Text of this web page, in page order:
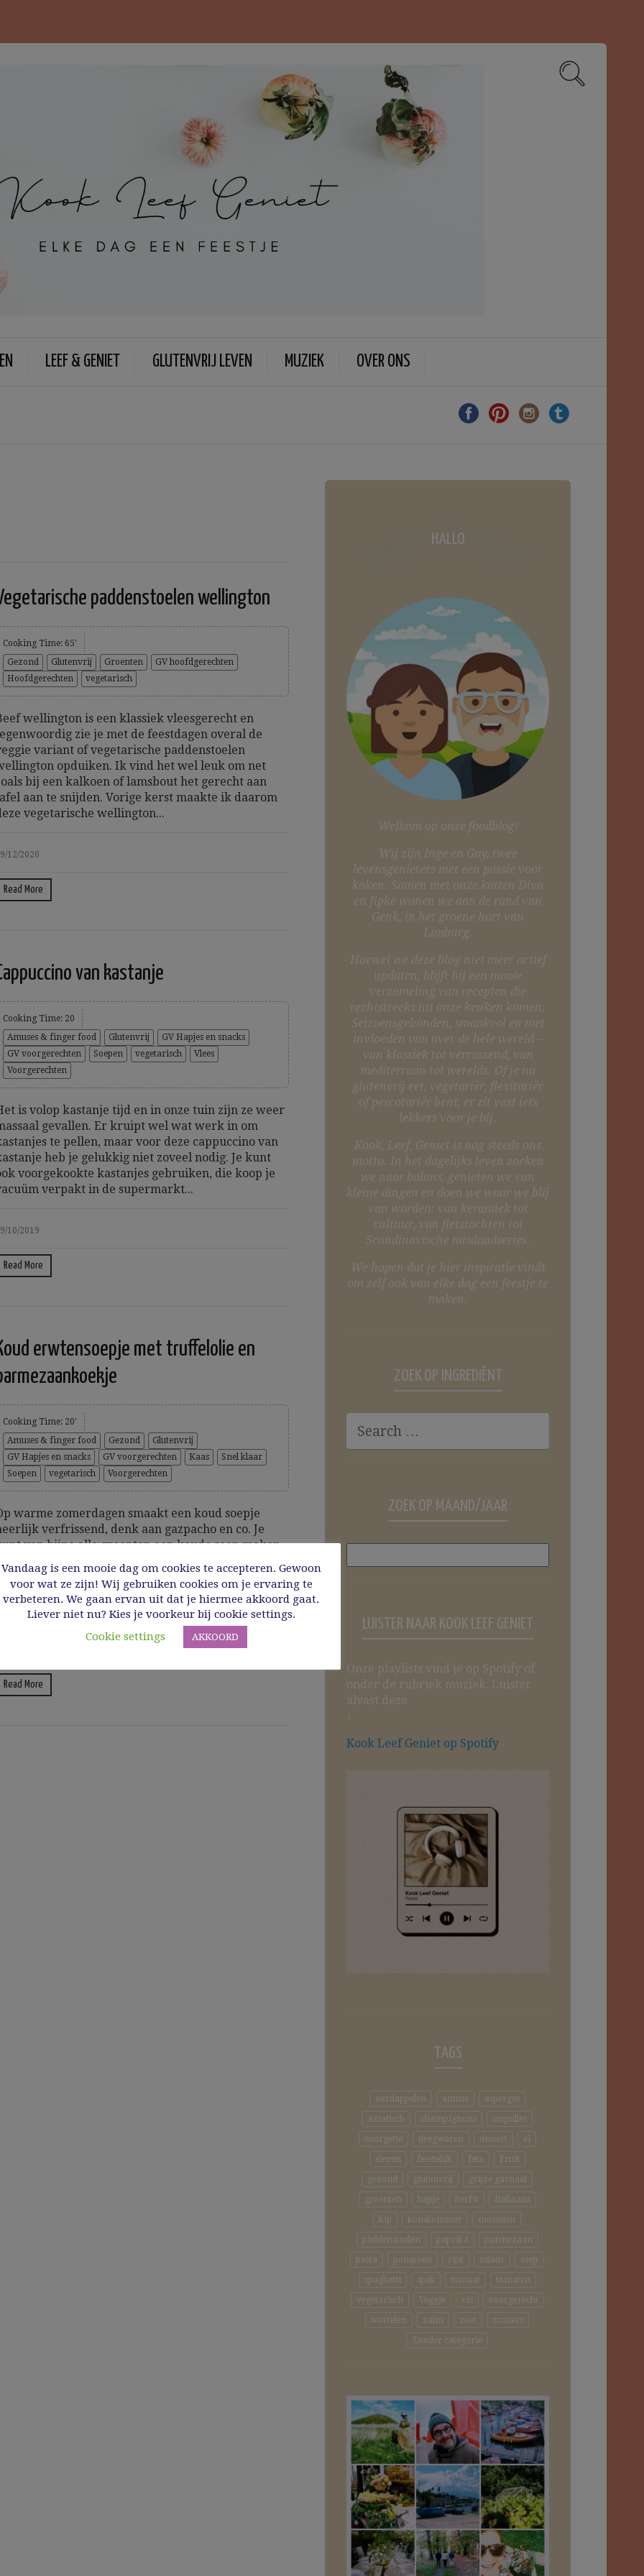
LEEF & GENIET GLUTENVRIJ LEVEN MUZIEK OVER ONS
paddenstoelen wellington
Cooking Time: 65'
Gezond
Glutenvrij Groenten
GV hoofdgerechten
Hoofdgerechten
vegetarisch
wellington is een klassiek vleesgerecht en
zie je met de feestdagen overal de
variant of vegetarische paddenstoelen
opduiken. Ik vind het wel leuk om net
bij een kalkoen of lamsbout het gerecht aan
aan te snijden. Vorige kerst maakte ik daarom
vegetarische wellington...
12/2020
Read More
van kastanje
Cooking Time: 20
Amuses & finger food
Glutenvrij
GV Hapjes en snacks
GV voorgerechten
Soepen vegetarisch
Vlees
Voorgerechten
is volop kastanje tijd en in onze tuin zijn ze weer
gevallen. Er kruipt wel wat werk in om
te pellen, maar voor deze cappuccino van
heb je gelukkig niet zoveel nodig. Je kunt
voorgekookte kastanjes gebruiken, die koop je
verpakt in de supermarkt...
10/2019
Read More
erwtensoepje met truffelolie en
Cooking Time: 20'
Amuses & finger food
Gezond
Glutenvrij
GV Hapjes en snacks
GV voorgerechten Kaas
Snel klaar
Soepen
vegetarisch Voorgerechten
warme zomerdagen smaakt een koud soepje
verfrissend, denk aan gazpacho en co. Je
van bijna alle groenten een koude soep maken.
vindt op deze blog een aantal recepten, maar
serveer ik een koud erwtensoepje met
en parmezaankoekje. Misschien lust je
koude komkommer-venkelsoep met...
Read More
HALLO
Welkom op onze foodblog!
Wij zijn Inge en Guy, twee
levensgenieters met een passie voor
koken. Samen met onze katten Diva
en Jipke wonen we aan de rand van
Genk, in het groene hart van
Limburg.
Hoewel we deze blog niet meer actief
updaten, blijft hij een mooie
verzameling van recepten die
rechtstreeks uit onze keuken komen.
Seizoensgebonden, smaakvol en met
invloeden van over de hele wereld –
van klassiek tot verrassend, van
mediterraan tot werelds. Of je nu
glutenvrij eet, vegetariër, flexitariër
of pescotariër bent, er zit vast iets
lekkers voor je bij.
Kook, Leef, Geniet is nog steeds ons
motto. In het dagelijks leven zoeken
we naar balans, genieten we van
kleine dingen en doen we waar we blij
van worden: van keramiek tot
cultuur, van fietstochten tot
Scandinavische misdaadseries.
We hopen dat je hier inspiratie vindt
om zelf ook van elke dag een feestje te
maken.
ZOEK OP INGREDIËNT
ZOEK OP MAAND/JAAR
LUISTER NAAR KOOK LEEF GENIET
Onze playlists vind je op Spotify of
onder de rubriek muziek. Luister
alvast deze
↓
Kook Leef Geniet op Spotify
TAGS
aardappelen amuse
asperges
Aziatisch
champignons
coquilles
courgette
deegwaren dessert
ei
eieren
feestelijk feta
Fruit
gezond
glutenvrij
grijze garnaal
groenten
hapje herfst
Italiaans
kip
komkommer
mosselen
paddenstoelen
paprika
parmezaan
pasta
pompoen rijst salade
soep
spaghetti
spek tomaat
tomaten
vegetarisch
Veggie vis
voorgerecht
wortelen
zalm zoet
zomers
Zonder categorie
Vandaag is een mooie dag om cookies te accepteren. Gewoon
voor wat ze zijn! Wij gebruiken cookies om je ervaring te
verbeteren. We gaan ervan uit dat je hiermee akkoord gaat.
Liever niet nu? Kies je voorkeur bij cookie settings.
Cookie settings
AKKOORD